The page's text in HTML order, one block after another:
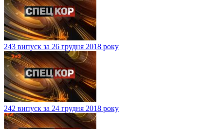
243 випуск за 26 грудня 2018 року
242 випуск за 24 грудня 2018 року